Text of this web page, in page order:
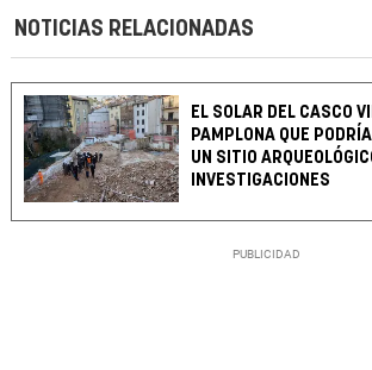
NOTICIAS RELACIONADAS
EL SOLAR DEL CASCO
PAMPLONA QUE
UN SITIO
INVESTIGACIONES